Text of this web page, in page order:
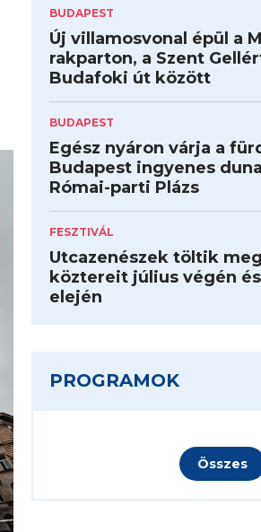
BUDAPEST
Új villamosvonal épül a
rakparton, a Szent
Budafoki út között
BUDAPEST
Egész nyáron várja a
Budapest ingyenes
Római-parti Plázs
FESZTIVÁL
Utcazenészek töltik
köztereit július végén
elején
PROGRAMOK
Összes